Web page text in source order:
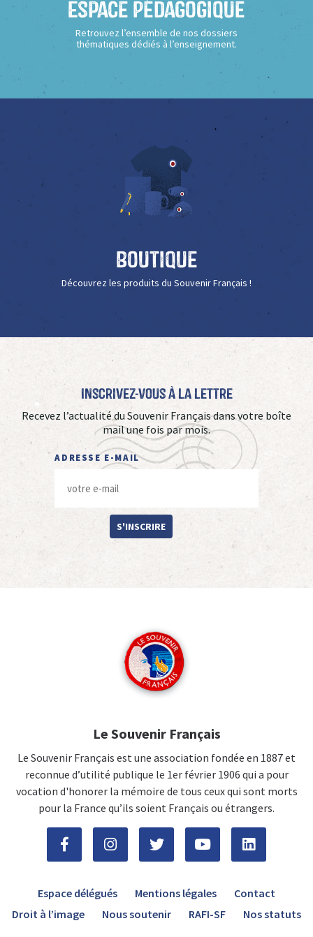
Espace Pédagogique
Retrouvez l’ensemble de nos dossiers
thématiques dédiés à l’enseignement.
Boutique
Découvrez les produits du Souvenir Français !
Inscrivez-vous à La Lettre
Recevez l’actualité du Souvenir Français dans votre boîte
mail une fois par mois.
ADRESSE E-MAIL
S'INSCRIRE
Le Souvenir Français
Le Souvenir Français est une association fondée en 1887 et
reconnue d’utilité publique le 1er février 1906 qui a pour
vocation d'honorer la mémoire de tous ceux qui sont morts
pour la France qu’ils soient Français ou étrangers.
Espace délégués Mentions légales
Contact
Droit à l’image
Nous soutenir RAFI-SF Nos statuts